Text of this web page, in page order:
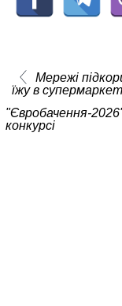
Мережі
їжу в
"Євробачення-
конкурсі